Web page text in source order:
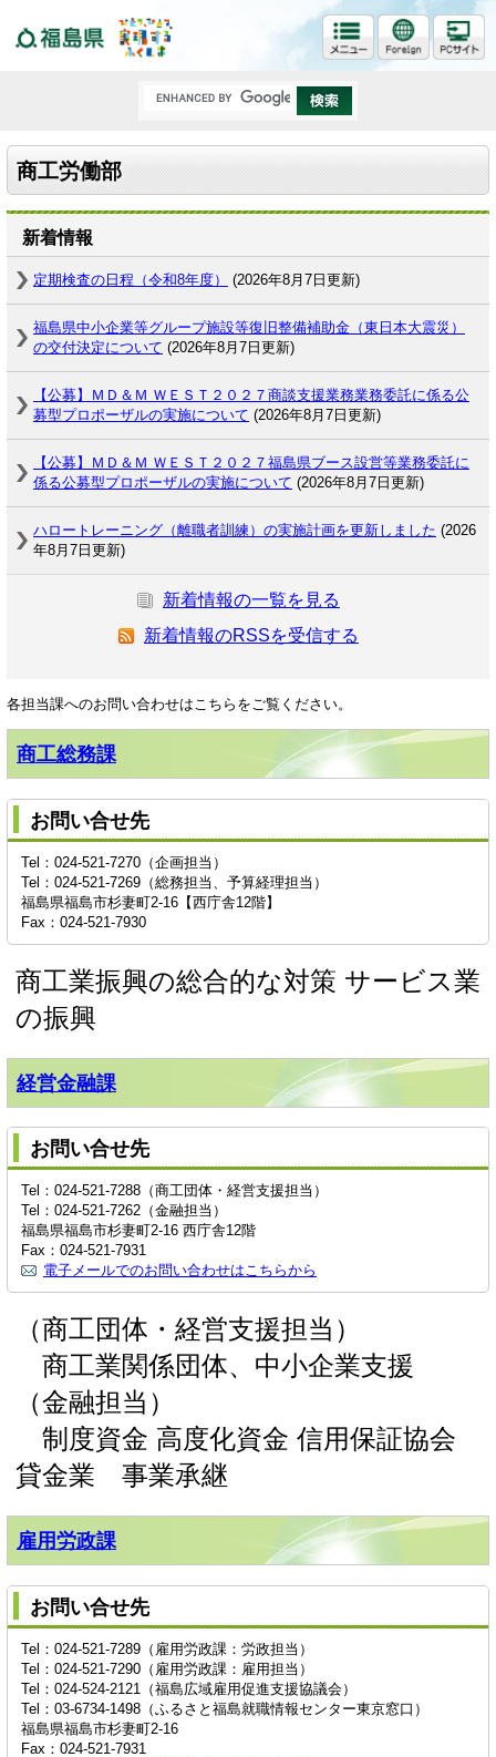
商工労働部
新着情報
定期検査の日程（令和8年度） (2026年8月7日更新)
福島県中小企業等グループ施設等復旧整備補助金（東日本大震災）
の交付決定について (2026年8月7日更新)
【公募】ＭＤ＆Ｍ ＷＥＳＴ２０２７商談支援業務業務委託に係る公
募型プロポーザルの実施について (2026年8月7日更新)
【公募】ＭＤ＆Ｍ ＷＥＳＴ２０２７福島県ブース設営等業務委託に
係る公募型プロポーザルの実施について (2026年8月7日更新)
ハロートレーニング（離職者訓練）の実施計画を更新しました (2026
年8月7日更新)
新着情報の一覧を見る
新着情報のRSSを受信する
各担当課へのお問い合わせはこちらをご覧ください。
商工総務課
お問い合せ先
Tel：024-521-7270（企画担当）
Tel：024-521-7269（総務担当、予算経理担当）
福島県福島市杉妻町2-16【西庁舎12階】
Fax：024-521-7930
商工業振興の総合的な対策 サービス業
の振興
経営金融課
お問い合せ先
Tel：024-521-7288（商工団体・経営支援担当）
Tel：024-521-7262（金融担当）
福島県福島市杉妻町2-16 西庁舎12階
Fax：024-521-7931
電子メールでのお問い合わせはこちらから
（商工団体・経営支援担当）
商工業関係団体、中小企業支援
（金融担当）
制度資金 高度化資金 信用保証協会
貸金業 事業承継
雇用労政課
お問い合せ先
Tel：024-521-7289（雇用労政課：労政担当）
Tel：024-521-7290（雇用労政課：雇用担当）
Tel：024-524-2121（福島広域雇用促進支援協議会）
Tel：03-6734-1498（ふるさと福島就職情報センター東京窓口）
福島県福島市杉妻町2-16
Fax：024-521-7931